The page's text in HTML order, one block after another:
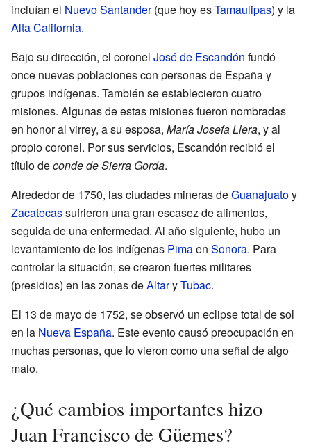
incluían el Nuevo Santander(que hoy esTamaulipas) y la
Alta California.
Bajo su dirección, el coronel José de Escandón fundó
once nuevas poblaciones con personas de España y
grupos indígenas. También se establecieron cuatro
misiones. Algunas de estas misiones fueron nombradas
en honor al virrey, a su esposa, María Josefa Llera, y al
propio coronel. Por sus servicios, Escandón recibió el
título deconde de Sierra Gorda.
Alrededor de 1750, las ciudades mineras deGuanajuatoy
Zacatecassufrieron una gran escasez de alimentos,
seguida de una enfermedad. Al año siguiente, hubo un
levantamiento de los indígenas Pimaen Sonora. Para
controlar la situación, se crearon fuertes militares
(presidios) en las zonas deAltaryTubac.
El 13 de mayo de 1752, se observó un eclipse total de sol
en la Nueva España. Este evento causó preocupación en
muchas personas, que lo vieron como una señal de algo
malo.
¿Qué cambios importantes hizo
Juan Francisco de Güemes?